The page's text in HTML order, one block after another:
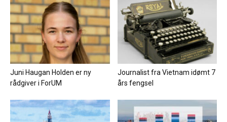
Juni Haugan Holden er ny
rådgiver i ForUM
Journalist fra Vietnam idømt 7
års fengsel